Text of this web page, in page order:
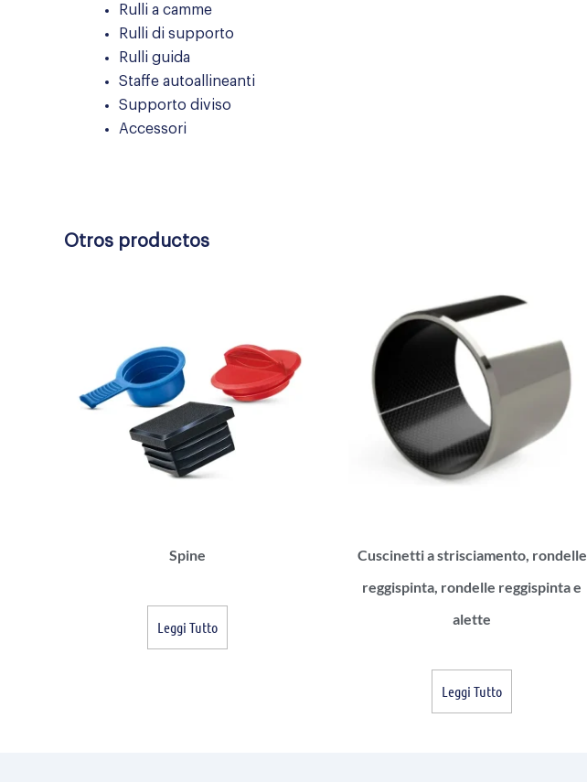
Rulli a camme
Rulli di supporto
Rulli guida
Staffe autoallineanti
Supporto diviso
Accessori
Otros productos
Spine
Leggi Tutto
Cuscinetti a strisciamento, rondelle
reggispinta, rondelle reggispinta e
alette
Leggi Tutto